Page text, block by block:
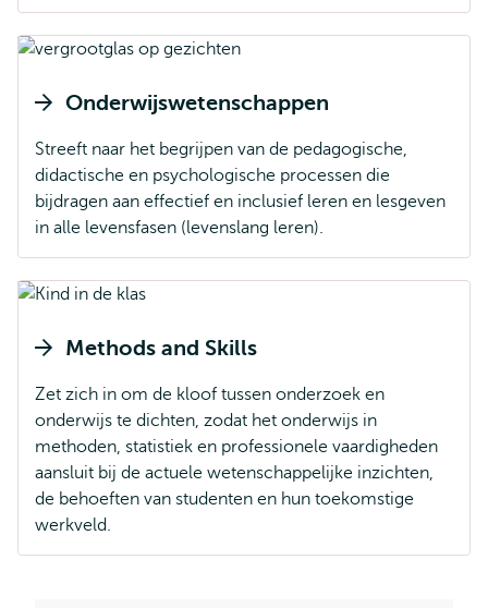
Onderwijswetenschappen
Streeft naar het begrijpen van de pedagogische,
didactische en psychologische processen die
bijdragen aan effectief en inclusief leren en lesgeven
in alle levensfasen (levenslang leren).
Methods and Skills
Zet zich in om de kloof tussen onderzoek en
onderwijs te dichten, zodat het onderwijs in
methoden, statistiek en professionele vaardigheden
aansluit bij de actuele wetenschappelijke inzichten,
de behoeften van studenten en hun toekomstige
werkveld.